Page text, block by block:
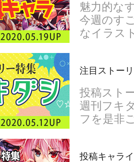
魅力的な
今週のす
なイラス
注目ストー
投稿スト
週刊フキ
フを是非
投稿キャラ